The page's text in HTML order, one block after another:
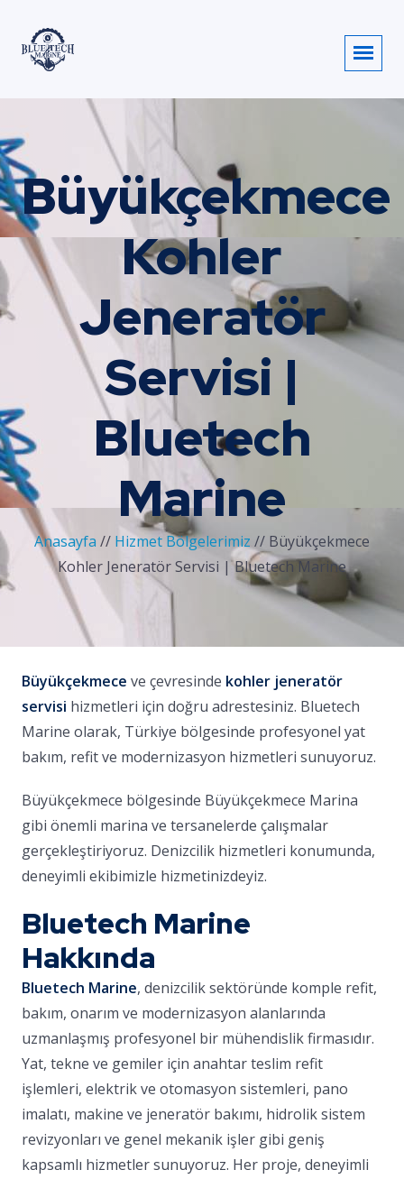
Büyükçekmece
Kohler
Jeneratör
Servisi |
Bluetech
Marine
Anasayfa // Hizmet Bölgelerimiz // Büyükçekmece
Kohler Jeneratör Servisi | Bluetech Marine
Büyükçekmece ve çevresinde kohler jeneratör
servisi hizmetleri için doğru adrestesiniz. Bluetech
Marine olarak, Türkiye bölgesinde profesyonel yat
bakım, refit ve modernizasyon hizmetleri sunuyoruz.
Büyükçekmece bölgesinde Büyükçekmece Marina
gibi önemli marina ve tersanelerde çalışmalar
gerçekleştiriyoruz. Denizcilik hizmetleri konumunda,
deneyimli ekibimizle hizmetinizdeyiz.
Bluetech Marine
Hakkında
Bluetech Marine, denizcilik sektöründe komple refit,
bakım, onarım ve modernizasyon alanlarında
uzmanlaşmış profesyonel bir mühendislik firmasıdır.
Yat, tekne ve gemiler için anahtar teslim refit
işlemleri, elektrik ve otomasyon sistemleri, pano
imalatı, makine ve jeneratör bakımı, hidrolik sistem
revizyonları ve genel mekanik işler gibi geniş
kapsamlı hizmetler sunuyoruz. Her proje, deneyimli